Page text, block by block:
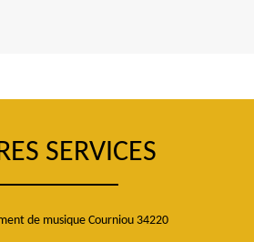
SERVICES
de musique Courniou 34220